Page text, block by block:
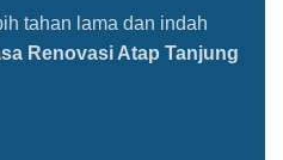
tahan lama dan indah
Renovasi Atap Tanjung